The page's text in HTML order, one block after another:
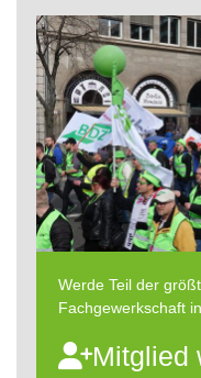
Werde Teil der
Fachgewerkschaft
Mitglied